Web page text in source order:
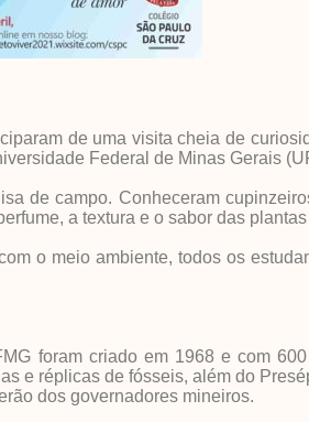
de uma visita cheia de
Federal de Minas Gerais
campo. Conheceram
a textura e o sabor das
meio ambiente, todos os
foram criado em 1968 e com
e réplicas de fósseis, além do
dos governadores mineiros.